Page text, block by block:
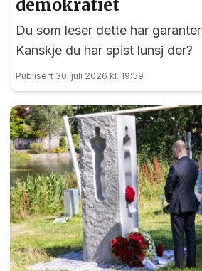
demokratiet
Du som leser dette har
Kanskje du har spist lunsj der?
Publisert 30. juli 2026 kl. 19:59